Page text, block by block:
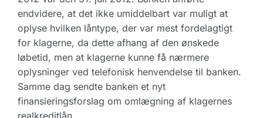
endvidere, at det ikke umiddelbart var muligt at
oplyse hvilken låntype, der var mest fordelagtigt
for klagerne, da dette afhang af den ønskede
løbetid, men at klagerne kunne få nærmere
oplysninger ved telefonisk henvendelse til banken.
Samme dag sendte banken et nyt
finansieringsforslag om omlægning af klagernes
realkreditlån.